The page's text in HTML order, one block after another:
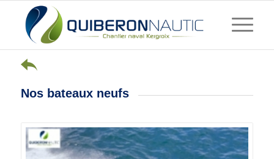
Nos bateaux neufs